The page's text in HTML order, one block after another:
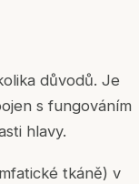
důvodů. Je
s fungováním
hlavy.
tkáně) v